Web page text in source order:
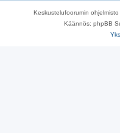
Keskustelufoorumin ohjelmisto
Käännös: phpBB